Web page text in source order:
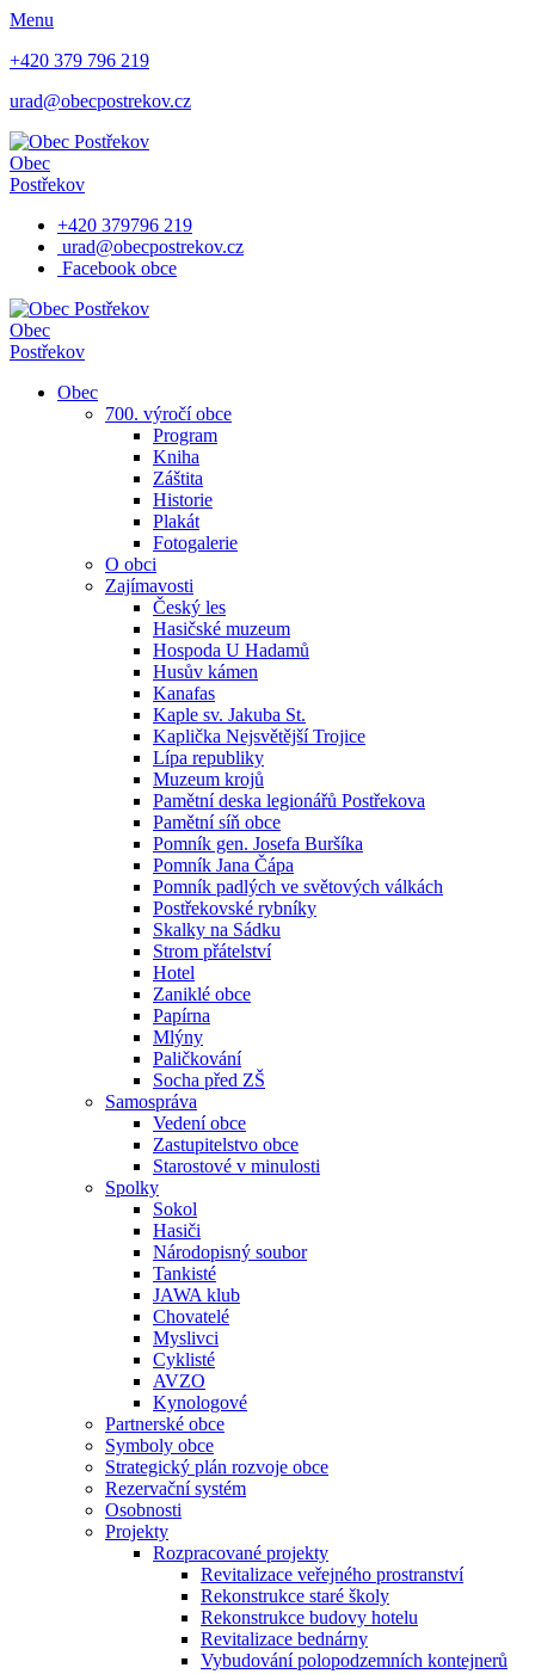
Menu
+420 379 796 219
urad@obecpostrekov.cz
Obec
Postřekov
+420 379796 219
urad@obecpostrekov.cz
Facebook​ obce
Obec
Postřekov
Obec
700. výročí obce
Program
Kniha
Záštita
Historie
Plakát
Fotogalerie
O obci
Zajímavosti
Český les
Hasičské muzeum
Hospoda U Hadamů
Husův kámen
Kanafas
Kaple sv. Jakuba St.
Kaplička Nejsvětější Trojice
Lípa republiky
Muzeum krojů
Pamětní deska legionářů Postřekova
Pamětní síň obce
Pomník gen. Josefa Buršíka
Pomník Jana Čápa
Pomník padlých ve světových válkách
Postřekovské rybníky
Skalky na Sádku
Strom přátelství
Hotel
Zaniklé obce
Papírna
Mlýny
Paličkování
Socha před ZŠ
Samospráva
Vedení obce
Zastupitelstvo obce
Starostové v minulosti
Spolky
Sokol
Hasiči
Národopisný soubor
Tankisté
JAWA klub
Chovatelé
Myslivci
Cyklisté
AVZO
Kynologové
Partnerské obce
Symboly obce
Strategický plán rozvoje obce
Rezervační systém
Osobnosti
Projekty
Rozpracované projekty
Revitalizace veřejného prostranství
Rekonstrukce staré školy
Rekonstrukce budovy hotelu
Revitalizace bednárny
Vybudování polopodzemních kontejnerů